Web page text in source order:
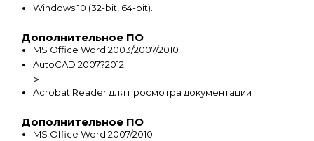
Windows 10 (32-bit, 64-bit).
Дополнительное ПО
MS Office Word 2003/2007/2010
AutoCAD 2007?2012
>
Acrobat Reader для просмотра документации
Дополнительное ПО
MS Office Word 2007/2010